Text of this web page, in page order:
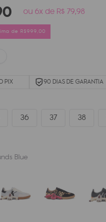
ou 6x de R$ 79,98
de R$999,00
PIX 90 DIAS DE GARANTIA
36 37 38
Blue